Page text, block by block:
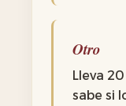
Otro
Lleva
sabe si